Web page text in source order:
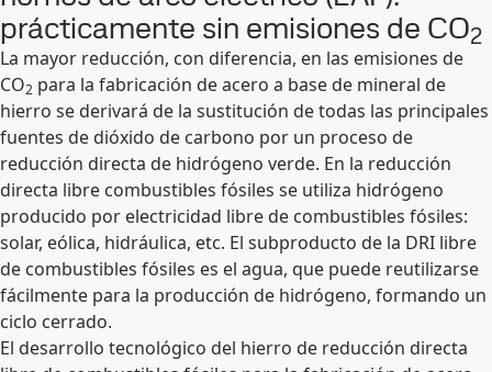
prácticamente sin emisiones de CO2
La mayor reducción, con diferencia, en las emisiones de
CO2 para la fabricación de acero a base de mineral de
hierro se derivará de la sustitución de todas las principales
fuentes de dióxido de carbono por un proceso de
reducción directa de hidrógeno verde. En la reducción
directa libre combustibles fósiles se utiliza hidrógeno
producido por electricidad libre de combustibles fósiles:
solar, eólica, hidráulica, etc. El subproducto de la DRI libre
de combustibles fósiles es el agua, que puede reutilizarse
fácilmente para la producción de hidrógeno, formando un
ciclo cerrado.
El desarrollo tecnológico del hierro de reducción directa